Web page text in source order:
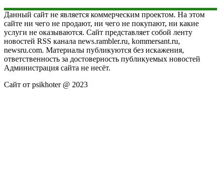
Данный сайт не является коммерческим проектом. На этом
сайте ни чего не продают, ни чего не покупают, ни какие
услуги не оказываются. Сайт представляет собой ленту
новостей RSS канала news.rambler.ru, kommersant.ru,
newsru.com. Материалы публикуются без искажения,
ответственность за достоверность публикуемых новостей
Администрация сайта не несёт.
Сайт от psikhoter @ 2023